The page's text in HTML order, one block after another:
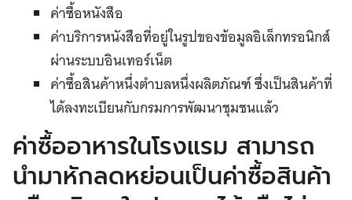
ค่าซื้อหนังสือ
ค่าบริการหนังสือที่อยู่ในรูปของข้อมูลอิเล็กทรอนิกส์
ผ่านระบบอินเทอร์เน็ต
ค่าซื้อสินค้าหนึ่งตำบลหนึ่งผลิตภัณฑ์ ซึ่งเป็นสินค้าที่
ได้ลงทะเบียนกับกรมการพัฒนาชุมชนแล้ว
ค่าซื้ออาหารในโรงแรม สามารถ
นำมาหักลดหย่อนเป็นค่าซื้อสินค้า